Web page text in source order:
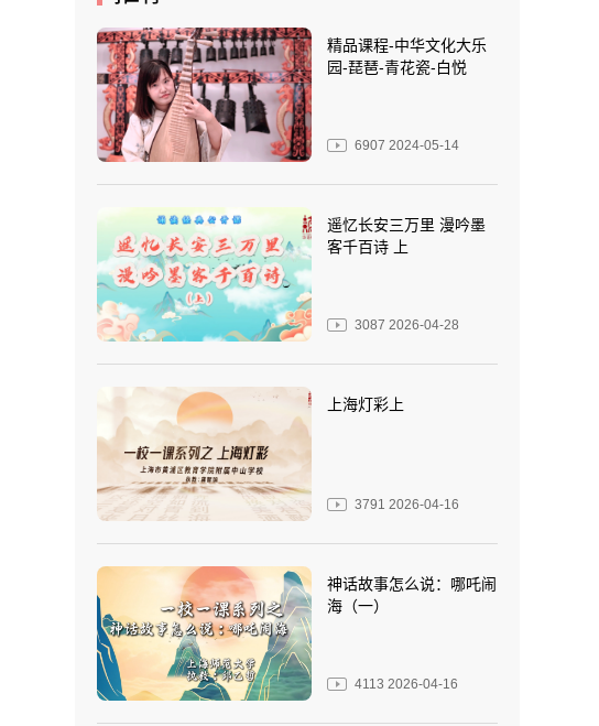
精品课程-中华文化大乐
园-琵琶-青花瓷-白悦
6907 2024-05-14
遥忆长安三万里 漫吟墨
客千百诗 上
3087 2026-04-28
上海灯彩上
3791 2026-04-16
神话故事怎么说：哪吒闹
海（一）
4113 2026-04-16